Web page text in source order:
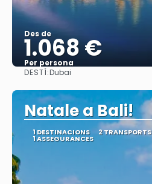
Des de
1.068 €
Per persona
DESTÍ:Dubai
Natale a Bali!
1 DESTINACIONS 2 TRANSPORTS
1 ASSEGURANCES